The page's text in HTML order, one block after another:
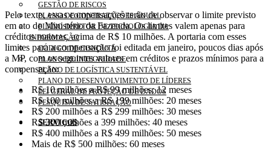
GESTÃO DE RISCOS
PLANO DE CONTRATAÇÕES ANUAL
PLANO DIRETOR DE TECNOLOGIA DA
INFORMAÇÃO
CÓDIGO DE CONDUTA
PLANO DE INTEGRIDADE
PLANO DE LOGÍSTICA SUSTENTÁVEL
PLANO DE DESENVOLVIMENTO DE LÍDERES
LEI GERAL DE PROTEÇÃO DE DADOS
PESQUISA DE SATISFAÇÃO
SERVIÇOS
Pelo texto, essas compensações terão de observar o limite previsto
em ato do Ministério da Fazenda. Os limites valem apenas para
créditos maiores, acima de R$ 10 milhões. A portaria com esses
limites para a compensação foi editada em janeiro, poucos dias após
a MP, com os seguintes valores em créditos e prazos mínimos para a
compensação:
R$ 10 milhões a R$ 99 milhões: 12 meses
R$ 100 milhões a R$ 199 milhões: 20 meses
R$ 200 milhões a R$ 299 milhões: 30 meses
R$ 300 milhões a 399 milhões: 40 meses
R$ 400 milhões a R$ 499 milhões: 50 meses
Mais de R$ 500 milhões: 60 meses